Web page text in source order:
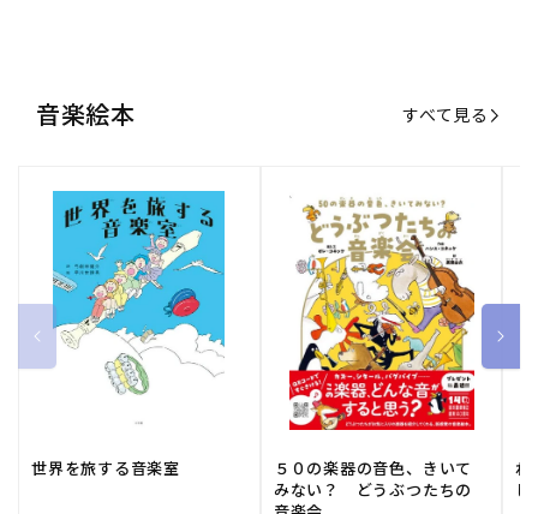
音楽絵本 すべて見る
世界を旅する音楽室
５０の楽器の音色、きいて
みない？ どうぶつたちの
ね